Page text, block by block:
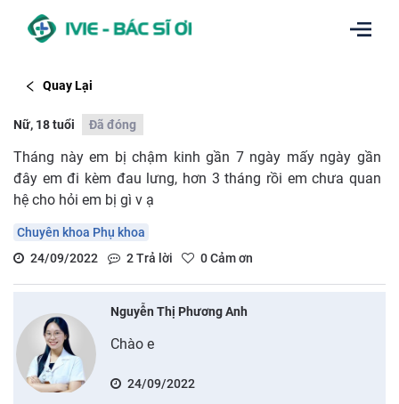
Quay Lại
Nữ, 18 tuổi Đã đóng
Tháng này em bị chậm kinh gần 7 ngày mấy ngày gần
đây em đi kèm đau lưng, hơn 3 tháng rồi em chưa quan
hệ cho hỏi em bị gì v ạ
Chuyên khoa Phụ khoa
24/09/2022
2Trả lời 0Cảm ơn
Nguyễn Thị Phương Anh
Chào e
24/09/2022